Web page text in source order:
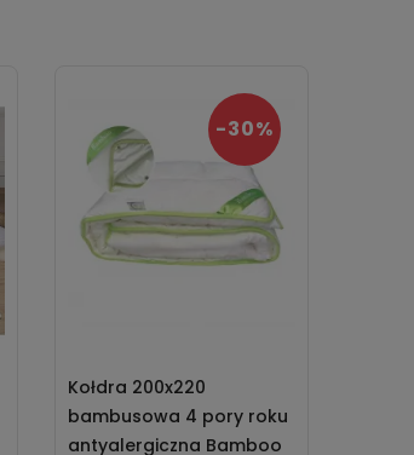
Kołdra 200x220
bambusowa 4 pory roku
antyalergiczna Bamboo
-30%